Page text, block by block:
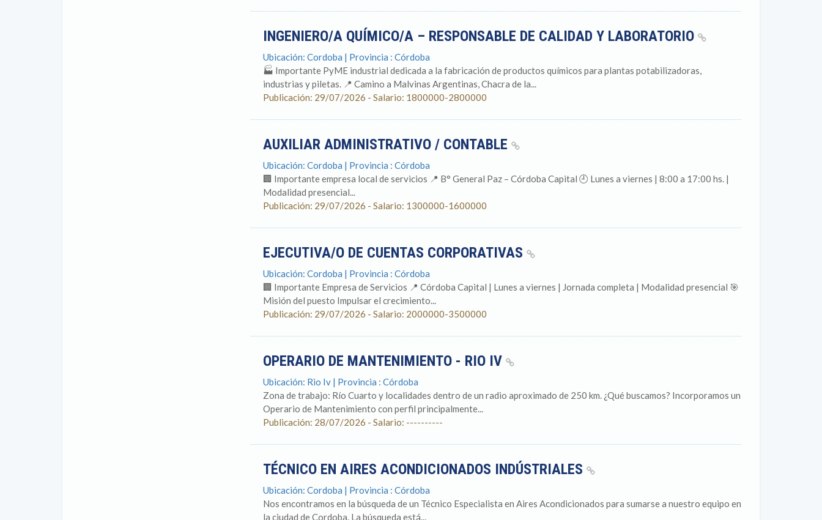
INGENIERO/A QUÍMICO/A – RESPONSABLE DE CALIDAD Y LABORATORIO
Ubicación: Cordoba | Provincia : Córdoba
🏭 Importante PyME industrial dedicada a la fabricación de productos químicos para plantas potabilizadoras,
industrias y piletas. 📍 Camino a Malvinas Argentinas, Chacra de la...
Publicación: 29/07/2026 - Salario: 1800000-2800000
AUXILIAR ADMINISTRATIVO / CONTABLE
Ubicación: Cordoba | Provincia : Córdoba
🏢 Importante empresa local de servicios 📍 B° General Paz – Córdoba Capital 🕘 Lunes a viernes | 8:00 a 17:00 hs. |
Modalidad presencial...
Publicación: 29/07/2026 - Salario: 1300000-1600000
EJECUTIVA/O DE CUENTAS CORPORATIVAS
Ubicación: Cordoba | Provincia : Córdoba
🏢 Importante Empresa de Servicios 📍 Córdoba Capital | Lunes a viernes | Jornada completa | Modalidad presencial 🎯
Misión del puesto Impulsar el crecimiento...
Publicación: 29/07/2026 - Salario: 2000000-3500000
OPERARIO DE MANTENIMIENTO - RIO IV
Ubicación: Rio Iv | Provincia : Córdoba
Zona de trabajo: Río Cuarto y localidades dentro de un radio aproximado de 250 km. ¿Qué buscamos? Incorporamos un
Operario de Mantenimiento con perfil principalmente...
Publicación: 28/07/2026 - Salario: ----------
TÉCNICO EN AIRES ACONDICIONADOS INDÚSTRIALES
Ubicación: Cordoba | Provincia : Córdoba
Nos encontramos en la búsqueda de un Técnico Especialista en Aires Acondicionados para sumarse a nuestro equipo en
la ciudad de Cordoba. La búsqueda está...